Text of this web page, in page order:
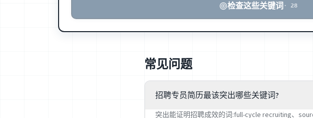
检查这些关键词 · 28
常见问题
招聘专员简历最该突出哪些关键词?
突出能证明招聘成效的词:full-cycle recruiting、